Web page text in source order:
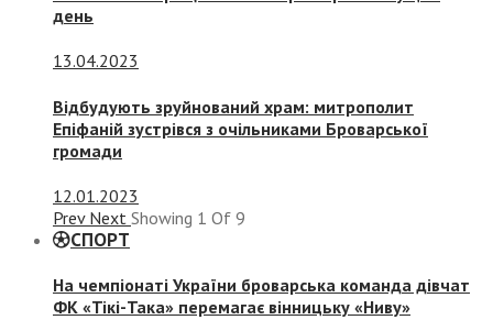
день
13.04.2023
Відбудують зруйнований храм: митрополит
Епіфаній зустрівся з очільниками Броварської
громади
12.01.2023
Prev Next Showing 1 Of 9
СПОРТ
На чемпіонаті України броварська команда дівчат
ФК «Тікі-Така» перемагає вінницьку «Ниву»